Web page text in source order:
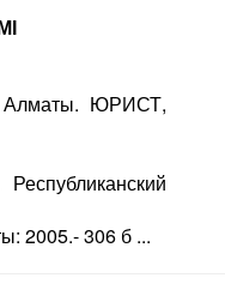
Алматы. ЮРИСТ,
2005.- 306 б ...